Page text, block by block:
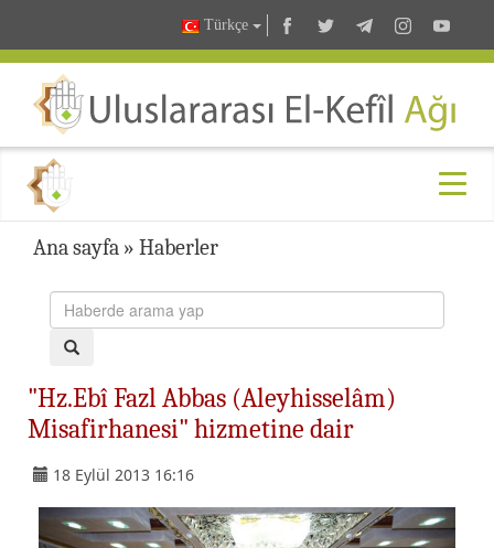
Türkçe
Ana sayfa » Haberler
"Hz.Ebî Fazl Abbas (Aleyhisselâm)
Misafirhanesi" hizmetine dair
18 Eylül 2013 16:16